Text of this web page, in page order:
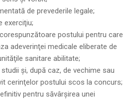
de prevederile legale;
exerciţiu;
postului pentru care
adeverinţei medicale eliberate de
sanitare abilitate;
şi, după caz, de vechime sau
cerinţelor postului scos la concurs;
pentru săvârşirea unei